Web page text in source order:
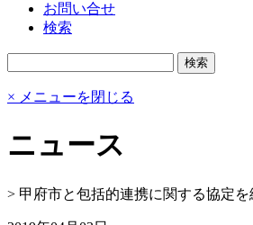
お問い合せ
検索
× メニューを閉じる
ニュース
> 甲府市と包括的連携に関する協定を